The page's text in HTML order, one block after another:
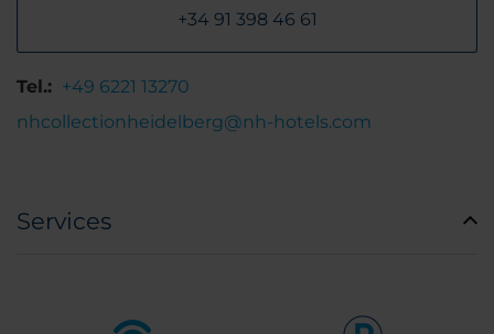
+34 91 398 46 61
Tel.: +49 6221 13270
nhcollectionheidelberg@nh-hotels.com
Services